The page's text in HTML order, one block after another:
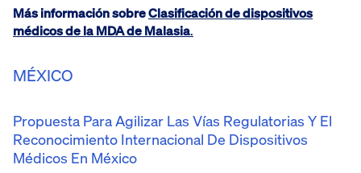
Más información sobreClasificación de dispositivos
médicos de la MDA de Malasia.
MÉXICO
Propuesta Para Agilizar Las Vías Regulatorias Y El
Reconocimiento Internacional De Dispositivos
Médicos En México